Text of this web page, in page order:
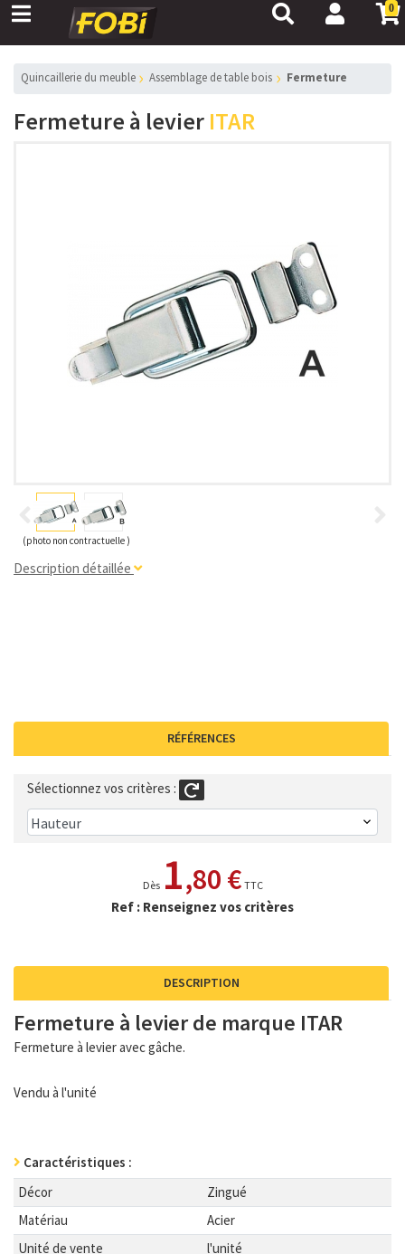
0
Quincaillerie du meuble Assemblage de table bois Fermeture
Fermeture à levier ITAR
Description détaillée
(photo non contractuelle )
RÉFÉRENCES
Sélectionnez vos critères :
Dès 1,80 € TTC
Ref : Renseignez vos critères
DESCRIPTION
Fermeture à levier de marque ITAR
Fermeture à levier avec gâche.
Vendu à l'unité
Caractéristiques :
Décor
Zingué
Matériau
Acier
Unité de vente
l'unité